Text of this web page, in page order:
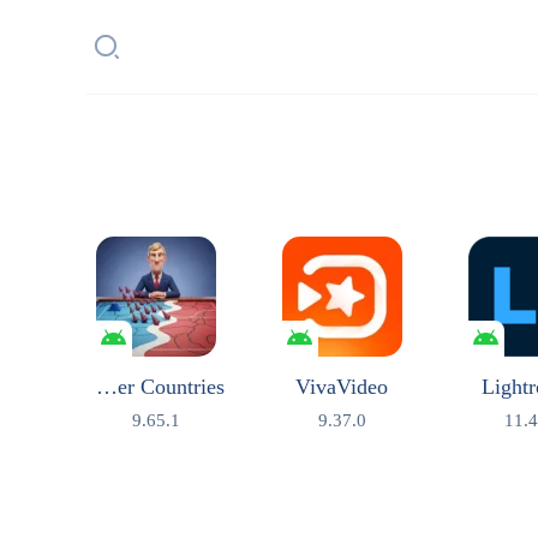
VivaVideo
9.37.0
Conquer Countries
9.65.1